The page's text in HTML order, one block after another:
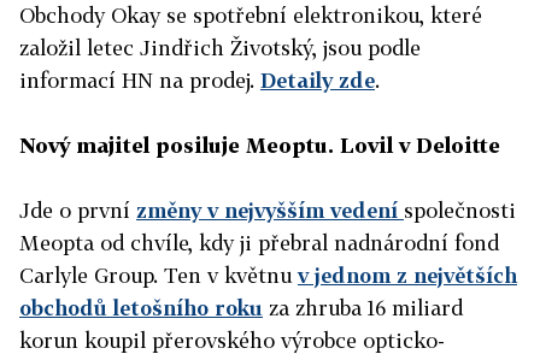
Obchody Okay se spotřební elektronikou, které
založil letec Jindřich Životský, jsou podle
informací HN na prodej. Detaily zde.
Nový majitel posiluje Meoptu. Lovil v Deloitte
Jde o první změny v nejvyšším vedení společnosti
Meopta od chvíle, kdy ji přebral nadnárodní fond
Carlyle Group. Ten v květnuv jednom z největších
obchodů letošního roku za zhruba 16 miliard
korun koupil přerovského výrobce opticko-